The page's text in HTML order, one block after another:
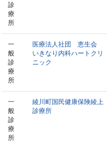
診
療
所
一
般
診
療
所
医療法人社団 恵生会
いきなり内科ハートクリ
ニック
一
般
診
療
所
綾川町国民健康保険綾上
診療所